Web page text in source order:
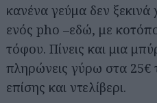
κανένα γεύμα δεν ξεκινά
ενός pho –εδώ, με
τόφου. Πίνεις και μια
πληρώνεις γύρω στα 25€
επίσης και ντελίβερι.